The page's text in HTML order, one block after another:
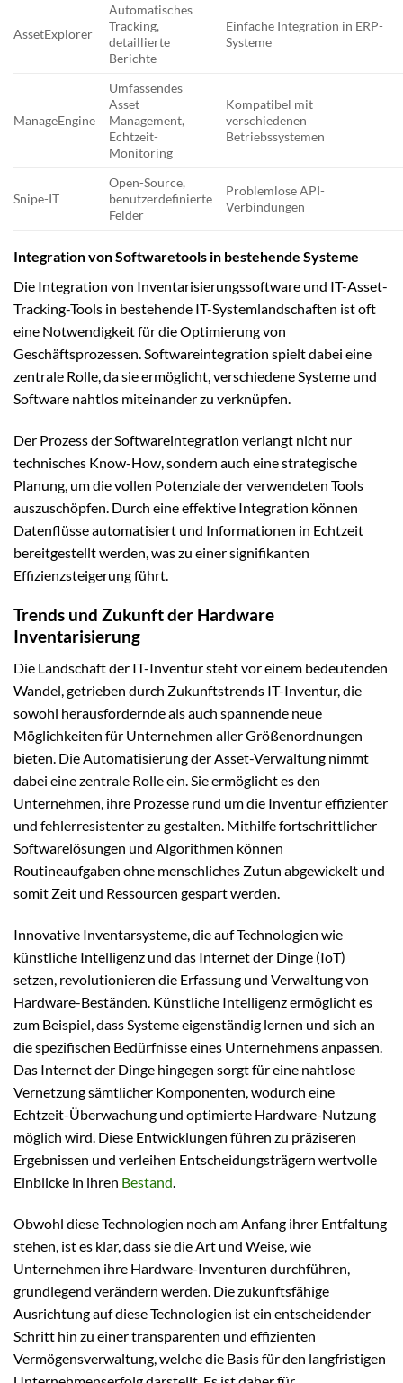
AssetExplorer
Automatisches
Tracking,
detaillierte
Berichte
Einfache Integration in ERP-
Systeme
ManageEngine
Umfassendes
Asset
Management,
Echtzeit-
Monitoring
Kompatibel mit
verschiedenen
Betriebssystemen
Snipe-IT
Open-Source,
benutzerdefinierte
Felder
Problemlose API-
Verbindungen
Integration von Softwaretools in bestehende Systeme
Die Integration von Inventarisierungssoftware und IT-Asset-
Tracking-Tools in bestehende IT-Systemlandschaften ist oft
eine Notwendigkeit für die Optimierung von
Geschäftsprozessen. Softwareintegration spielt dabei eine
zentrale Rolle, da sie ermöglicht, verschiedene Systeme und
Software nahtlos miteinander zu verknüpfen.
Der Prozess der Softwareintegration verlangt nicht nur
technisches Know-How, sondern auch eine strategische
Planung, um die vollen Potenziale der verwendeten Tools
auszuschöpfen. Durch eine effektive Integration können
Datenflüsse automatisiert und Informationen in Echtzeit
bereitgestellt werden, was zu einer signifikanten
Effizienzsteigerung führt.
Trends und Zukunft der Hardware
Inventarisierung
Die Landschaft der IT-Inventur steht vor einem bedeutenden
Wandel, getrieben durch Zukunftstrends IT-Inventur, die
sowohl herausfordernde als auch spannende neue
Möglichkeiten für Unternehmen aller Größenordnungen
bieten. Die Automatisierung der Asset-Verwaltung nimmt
dabei eine zentrale Rolle ein. Sie ermöglicht es den
Unternehmen, ihre Prozesse rund um die Inventur effizienter
und fehlerresistenter zu gestalten. Mithilfe fortschrittlicher
Softwarelösungen und Algorithmen können
Routineaufgaben ohne menschliches Zutun abgewickelt und
somit Zeit und Ressourcen gespart werden.
Innovative Inventarsysteme, die auf Technologien wie
künstliche Intelligenz und das Internet der Dinge (IoT)
setzen, revolutionieren die Erfassung und Verwaltung von
Hardware-Beständen. Künstliche Intelligenz ermöglicht es
zum Beispiel, dass Systeme eigenständig lernen und sich an
die spezifischen Bedürfnisse eines Unternehmens anpassen.
Das Internet der Dinge hingegen sorgt für eine nahtlose
Vernetzung sämtlicher Komponenten, wodurch eine
Echtzeit-Überwachung und optimierte Hardware-Nutzung
möglich wird. Diese Entwicklungen führen zu präziseren
Ergebnissen und verleihen Entscheidungsträgern wertvolle
Einblicke in ihren Bestand
Obwohl diese Technologien noch am Anfang ihrer Entfaltung
stehen, ist es klar, dass sie die Art und Weise, wie
Unternehmen ihre Hardware-Inventuren durchführen,
grundlegend verändern werden. Die zukunftsfähige
Ausrichtung auf diese Technologien ist ein entscheidender
Schritt hin zu einer transparenten und effizienten
Vermögensverwaltung, welche die Basis für den langfristigen